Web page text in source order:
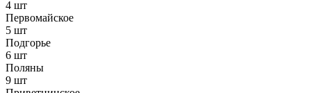
4 шт
Первомайское
5 шт
Подгорье
6 шт
Поляны
9 шт